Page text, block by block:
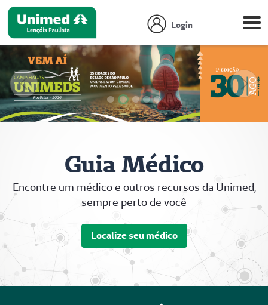
Login
Anterior
Guia Médico
Encontre um médico e outros recursos da Unimed,
sempre perto de você
Localize seu médico